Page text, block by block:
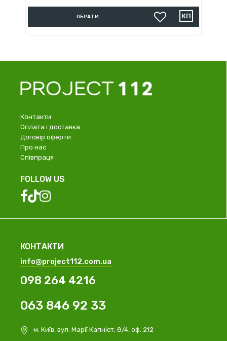
ОБРАТИ
Контакти
Оплата і доставка
Договір оферти
Про нас
Співпраця
FOLLOW US
КОНТАКТИ
info@project112.com.ua
098 264 4216
063 846 92 33
м. Київ, вул. Марії Капніст, 8/4, оф. 212